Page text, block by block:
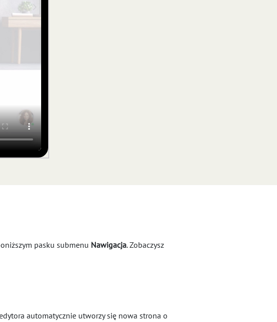
pasku submenu Nawigacja. Zobaczysz
automatycznie utworzy się nowa strona o